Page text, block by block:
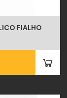
FIALHO